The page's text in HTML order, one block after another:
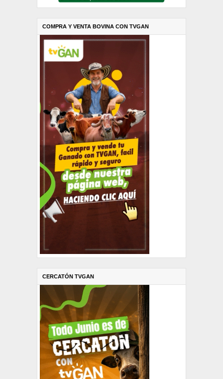
COMPRA Y VENTA BOVINA CON TVGAN
CERCATÓN TVGAN